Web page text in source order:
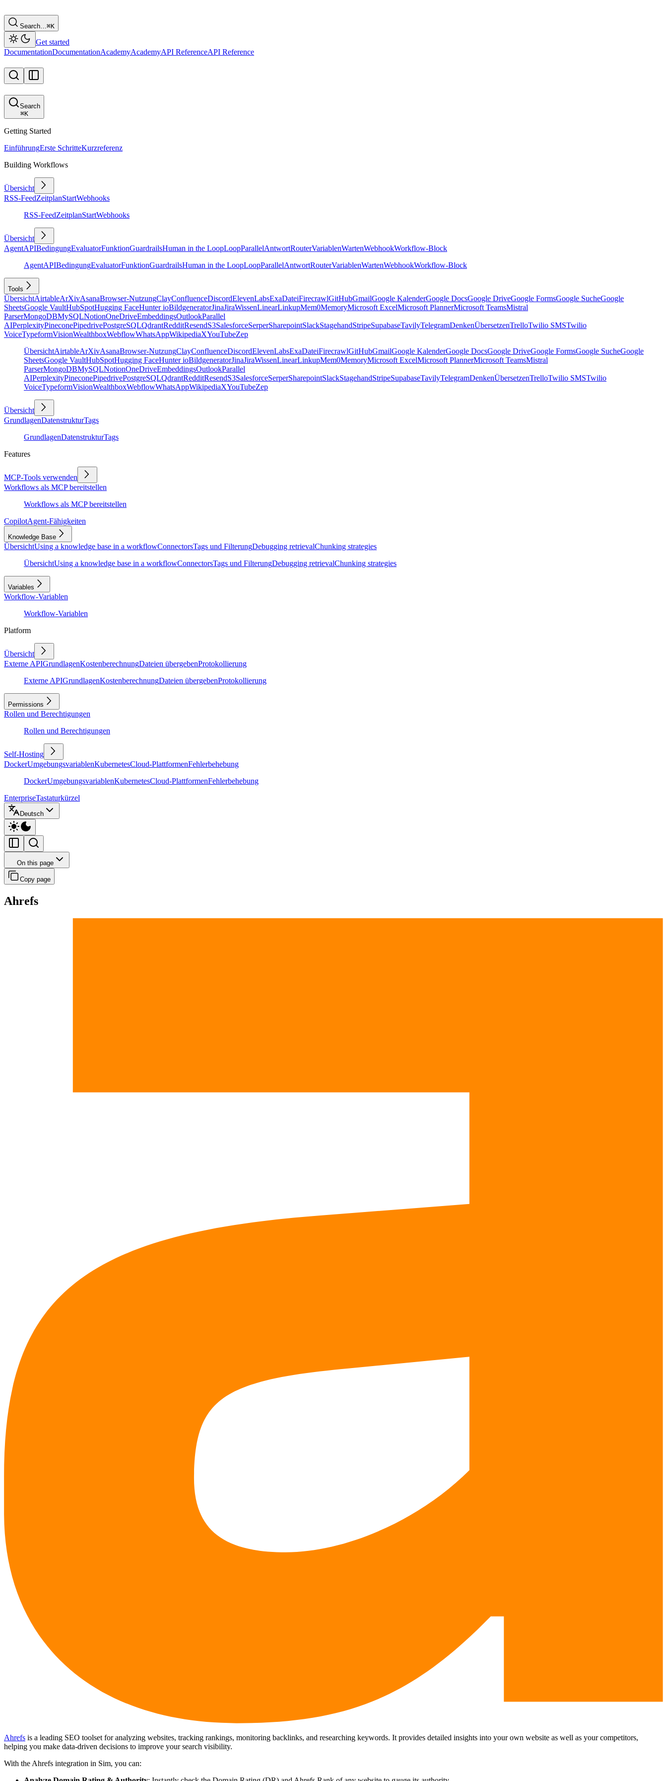
Search…⌘K
Get started
DocumentationDocumentationAcademyAcademyAPI ReferenceAPI Reference
Search
⌘K
Getting Started
EinführungErste SchritteKurzreferenz
Building Workflows
Übersicht
RSS-FeedZeitplanStartWebhooks
RSS-FeedZeitplanStartWebhooks
Übersicht
AgentAPIBedingungEvaluatorFunktionGuardrailsHuman in the LoopLoopParallelAntwortRouterVariablenWartenWebhookWorkflow-Block
AgentAPIBedingungEvaluatorFunktionGuardrailsHuman in the LoopLoopParallelAntwortRouterVariablenWartenWebhookWorkflow-Block
Tools
ÜbersichtAirtableArXivAsanaBrowser-NutzungClayConfluenceDiscordElevenLabsExaDateiFirecrawlGitHubGmailGoogle KalenderGoogle DocsGoogle DriveGoogle FormsGoogle SucheGoogle
SheetsGoogle VaultHubSpotHugging FaceHunter ioBildgeneratorJinaJiraWissenLinearLinkupMem0MemoryMicrosoft ExcelMicrosoft PlannerMicrosoft TeamsMistral
ParserMongoDBMySQLNotionOneDriveEmbeddingsOutlookParallel
AIPerplexityPineconePipedrivePostgreSQLQdrantRedditResendS3SalesforceSerperSharepointSlackStagehandStripeSupabaseTavilyTelegramDenkenÜbersetzenTrelloTwilio SMSTwilio
VoiceTypeformVisionWealthboxWebflowWhatsAppWikipediaXYouTubeZep
ÜbersichtAirtableArXivAsanaBrowser-NutzungClayConfluenceDiscordElevenLabsExaDateiFirecrawlGitHubGmailGoogle KalenderGoogle DocsGoogle DriveGoogle FormsGoogle SucheGoogle
SheetsGoogle VaultHubSpotHugging FaceHunter ioBildgeneratorJinaJiraWissenLinearLinkupMem0MemoryMicrosoft ExcelMicrosoft PlannerMicrosoft TeamsMistral
ParserMongoDBMySQLNotionOneDriveEmbeddingsOutlookParallel
AIPerplexityPineconePipedrivePostgreSQLQdrantRedditResendS3SalesforceSerperSharepointSlackStagehandStripeSupabaseTavilyTelegramDenkenÜbersetzenTrelloTwilio SMSTwilio
VoiceTypeformVisionWealthboxWebflowWhatsAppWikipediaXYouTubeZep
Übersicht
GrundlagenDatenstrukturTags
GrundlagenDatenstrukturTags
Features
MCP-Tools verwenden
Workflows als MCP bereitstellen
Workflows als MCP bereitstellen
CopilotAgent-Fähigkeiten
Knowledge Base
ÜbersichtUsing a knowledge base in a workflowConnectorsTags und FilterungDebugging retrievalChunking strategies
ÜbersichtUsing a knowledge base in a workflowConnectorsTags und FilterungDebugging retrievalChunking strategies
Variables
Workflow-Variablen
Workflow-Variablen
Platform
Übersicht
Externe APIGrundlagenKostenberechnungDateien übergebenProtokollierung
Externe APIGrundlagenKostenberechnungDateien übergebenProtokollierung
Permissions
Rollen und Berechtigungen
Rollen und Berechtigungen
Self-Hosting
DockerUmgebungsvariablenKubernetesCloud-PlattformenFehlerbehebung
DockerUmgebungsvariablenKubernetesCloud-PlattformenFehlerbehebung
EnterpriseTastaturkürzel
Deutsch
On this page
Copy page
Ahrefs
Ahrefs is a leading SEO toolset for analyzing websites, tracking rankings, monitoring backlinks, and researching keywords. It provides detailed insights into your own website as well as your competitors,
helping you make data-driven decisions to improve your search visibility.
With the Ahrefs integration in Sim, you can: